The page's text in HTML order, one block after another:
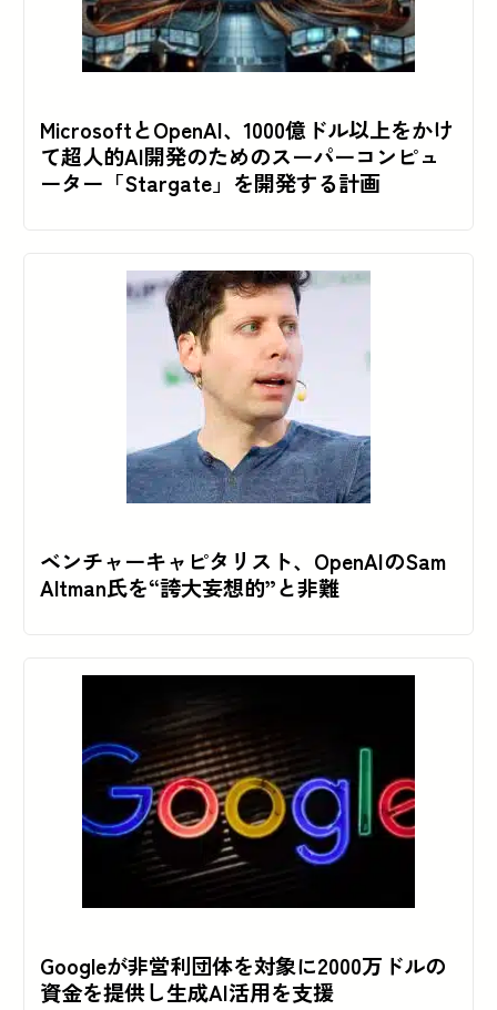
MicrosoftとOpenAI、1000億ドル以上をかけ
て超人的AI開発のためのスーパーコンピュ
ーター「Stargate」を開発する計画
ベンチャーキャピタリスト、OpenAIのSam
Altman氏を“誇大妄想的”と非難
Googleが非営利団体を対象に2000万ドルの
資金を提供し生成AI活用を支援